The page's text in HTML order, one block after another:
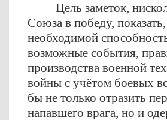
Цель заметок,
Союза в победу,
необходимой
возможные события,
производства военной
войны с учётом боевых
бы не только отразить
напавшего врага, но и